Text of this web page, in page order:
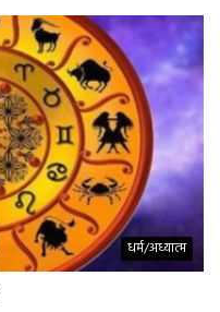
धर्म/अध्यात्म